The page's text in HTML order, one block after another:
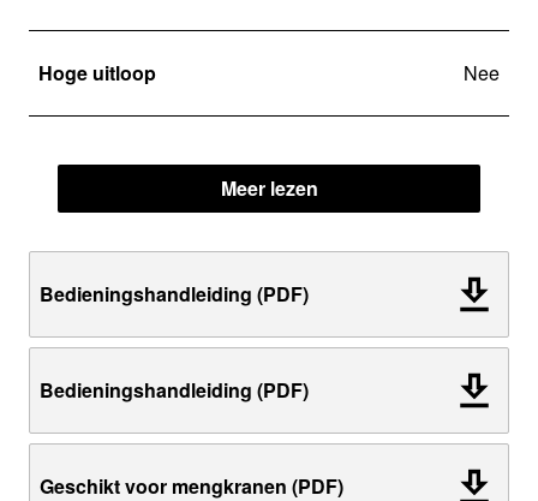
Hoge uitloop Nee
Meer lezen
Bedieningshandleiding (PDF)
Bedieningshandleiding (PDF)
Geschikt voor mengkranen (PDF)